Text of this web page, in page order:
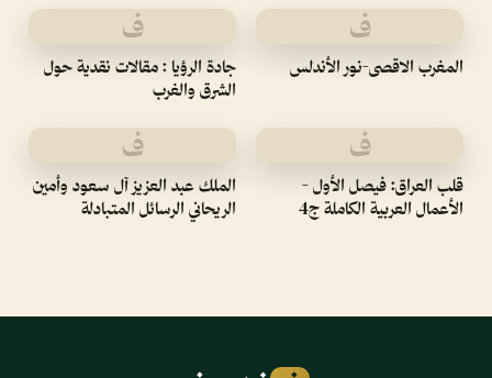
ف
المغرب الاقصى-نور الأندلس
ف
جادة الرؤيا : مقالات نقدية حول
الشرق والغرب
ف
قلب العراق: فيصل الأول -
الأعمال العربية الكاملة ج4
ف
الملك عبد العزيز آل سعود وأمين
الريحاني الرسائل المتبادلة